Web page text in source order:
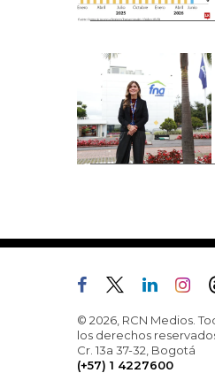
© 2026, RCN Medios.
los derechos
Cr. 13a 37-32, Bogotá
(+57) 1 4227600